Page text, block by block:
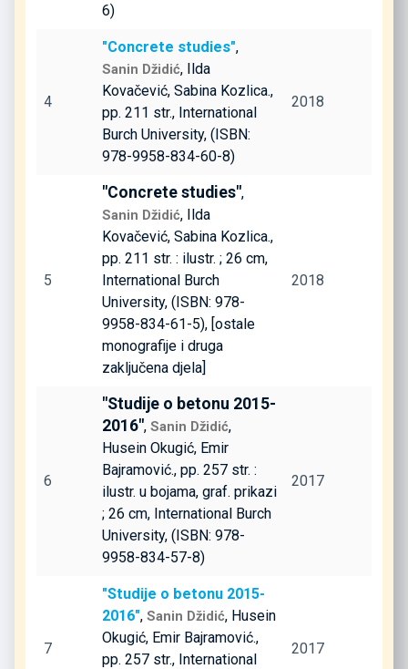
6)
4
"Concrete studies",
Sanin Džidić, Ilda
Kovačević, Sabina Kozlica.,
pp. 211 str., International
Burch University, (ISBN:
978-9958-834-60-8)
2018
5
"Concrete studies",
Sanin Džidić, Ilda
Kovačević, Sabina Kozlica.,
pp. 211 str. : ilustr. ; 26 cm,
International Burch
University, (ISBN: 978-
9958-834-61-5), [ostale
monografije i druga
zaključena djela]
2018
6
"Studije o betonu 2015-
2016", Sanin Džidić,
Husein Okugić, Emir
Bajramović., pp. 257 str. :
ilustr. u bojama, graf. prikazi
; 26 cm, International Burch
University, (ISBN: 978-
9958-834-57-8)
2017
7
"Studije o betonu 2015-
2016", Sanin Džidić, Husein
Okugić, Emir Bajramović.,
pp. 257 str., International
2017